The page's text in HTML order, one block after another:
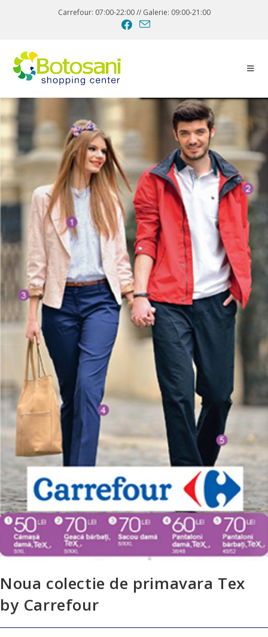
Carrefour: 07:00-22:00 // Galerie: 09:00-21:00
Noua colectie de primavara Tex
by Carrefour